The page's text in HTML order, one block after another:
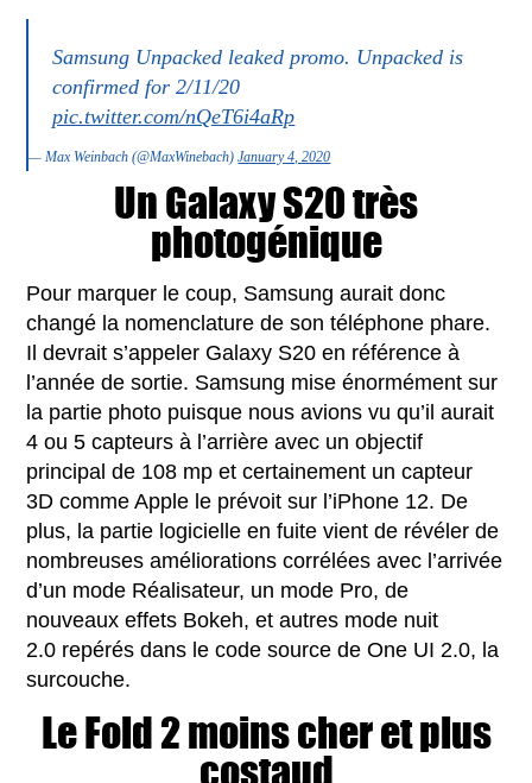
Samsung Unpacked leaked promo. Unpacked is
confirmed for 2/11/20
pic.twitter.com/nQeT6i4aRp
— Max Weinbach (@MaxWinebach)January 4, 2020
Un Galaxy S20 très
photogénique
Pour marquer le coup, Samsung aurait donc
changé la nomenclature de son téléphone phare.
Il devrait s’appeler Galaxy S20 en référence à
l’année de sortie. Samsung mise énormément sur
la partie photo puisque nous avions vu qu’il aurait
4 ou 5 capteurs à l’arrière avec un objectif
principal de 108 mp et certainement un capteur
3D comme Apple le prévoit sur l’iPhone 12. De
plus, la partie logicielle en fuite vient de révéler de
nombreuses améliorations corrélées avec l’arrivée
d’un mode Réalisateur, un mode Pro, de
nouveaux effets Bokeh, et autres mode nuit
2.0 repérés dans le code source de One UI 2.0, la
surcouche.
Le Fold 2 moins cher et plus